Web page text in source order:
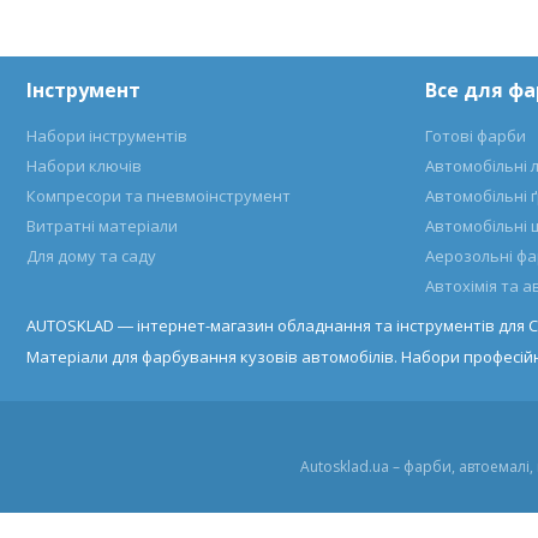
Інструмент
Набори інструментів
Набори ключів
Компресори та пневмоінструмент
Витратні матеріали
Для дому та саду
Все для
Готові фарби
Автомобільні
Автомобільні
Автомобільні
Аерозольні
Автохімія та
AUTOSKLAD ― інтернет-магазин обладнання та інструментів
Матеріали для фарбування кузовів автомобілів. Набори